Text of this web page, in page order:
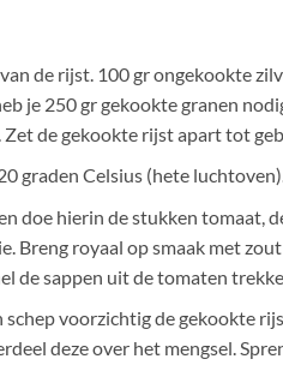
de rijst. 100 gr ongekookte
je 250 gr gekookte granen
de gekookte rijst apart tot
graden Celsius (hete
doe hierin de stukken tomaat,
Breng royaal op smaak met
de sappen uit de tomaten
schep voorzichtig de gekookte
deze over het mengsel.